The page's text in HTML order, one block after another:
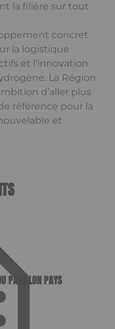
la filière sur tout
concret
la logistique
et l’innovation
La Région
d’aller plus
référence pour la
et
PAVILLON PAYS